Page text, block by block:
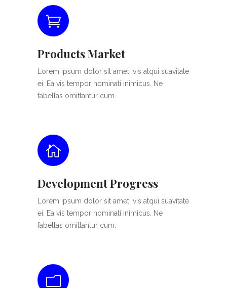
Products Market
Lorem ipsum dolor sit amet, vis atqui suavitate
ei. Ea vis tempor nominati inimicus. Ne
fabellas omittantur cum.
Development Progress
Lorem ipsum dolor sit amet, vis atqui suavitate
ei. Ea vis tempor nominati inimicus. Ne
fabellas omittantur cum.